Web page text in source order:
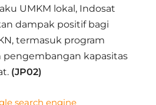
UMKM lokal, Indosat
dampak positif bagi
termasuk program
kapasitas
(JP02)